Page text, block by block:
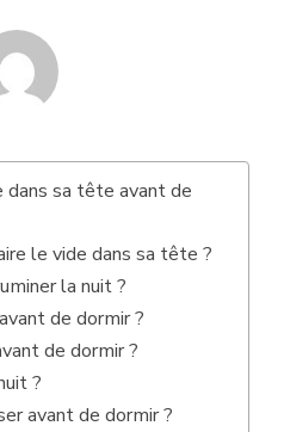
sa tête avant de
le vide dans sa tête ?
la nuit ?
de dormir ?
de dormir ?
?
avant de dormir ?